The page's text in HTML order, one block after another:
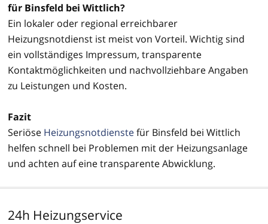
für Binsfeld bei Wittlich?
Ein lokaler oder regional erreichbarer
Heizungsnotdienst ist meist von Vorteil. Wichtig sind
ein vollständiges Impressum, transparente
Kontaktmöglichkeiten und nachvollziehbare Angaben
zu Leistungen und Kosten.
Fazit
Seriöse Heizungsnotdienstefür Binsfeld bei Wittlich
helfen schnell bei Problemen mit der Heizungsanlage
und achten auf eine transparente Abwicklung.
24h Heizungservice